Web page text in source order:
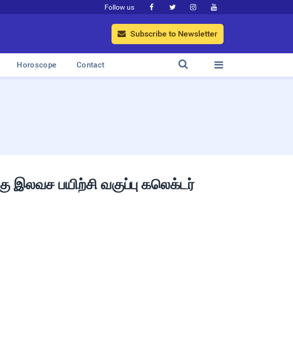
Follow us    
 Subscribe to Newsletter
Horoscope Contact 

இலவச பயிற்சி வகுப்பு கலெக்டர்